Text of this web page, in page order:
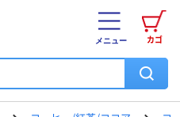
カゴ
メニュー